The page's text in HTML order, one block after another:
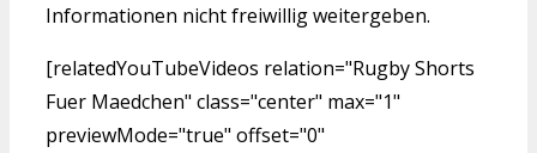
Informationen nicht freiwillig weitergeben.
[relatedYouTubeVideos relation="Rugby Shorts
Fuer Maedchen" class="center" max="1"
previewMode="true" offset="0"